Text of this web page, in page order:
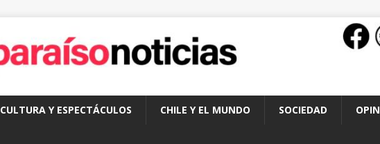
CULTURA Y ESPECTÁCULOS CHILE Y EL MUNDO SOCIEDAD